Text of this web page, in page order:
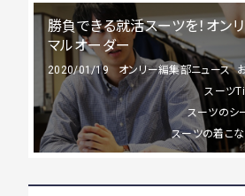
勝負できる就活スーツを！オン
マルオーダー
2020/01/19
オンリー編集部ニュース
スーツ
スーツのシ
スーツの着こな